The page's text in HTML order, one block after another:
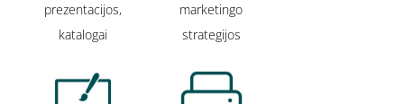
prezentacijos,
katalogai
marketingo
strategijos